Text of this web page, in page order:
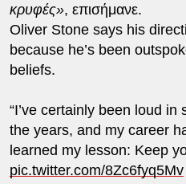
κρυφές», επισήμανε.
Oliver Stone says his
because he’s been
beliefs.
“I’ve certainly been loud
the years, and my career
learned my lesson: Keep
pic.twitter.com/8Zc6fyq5Mv